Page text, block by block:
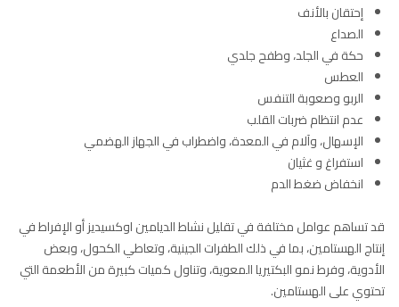
إحتقان بالأنف
الصداع
حكة في الجلد، وطفح جلدي
العطس
الربو وصعوبة التنفس
عدم انتظام ضربات القلب
الإسهال، وآلام في المعدة، واضطراب في الجهاز الهضمي
استفراغ و غثيان
انخفاض ضغط الدم
قد تساهم عوامل مختلفة في تقليل نشاط الديامين اوكسيديز أو الإفراط في
إنتاج الهستامين، بما في ذلك الطفرات الجينية، وتعاطي الكحول، وبعض
الأدوية، وفرط نمو البكتيريا المعوية، وتناول كميات كبيرة من الأطعمة التي
تحتوي على الهستامين.